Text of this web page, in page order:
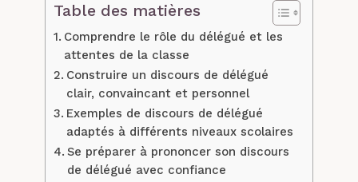
Table des matières
Comprendre le rôle du délégué et les
attentes de la classe
Construire un discours de délégué
clair, convaincant et personnel
Exemples de discours de délégué
adaptés à différents niveaux scolaires
Se préparer à prononcer son discours
de délégué avec confiance